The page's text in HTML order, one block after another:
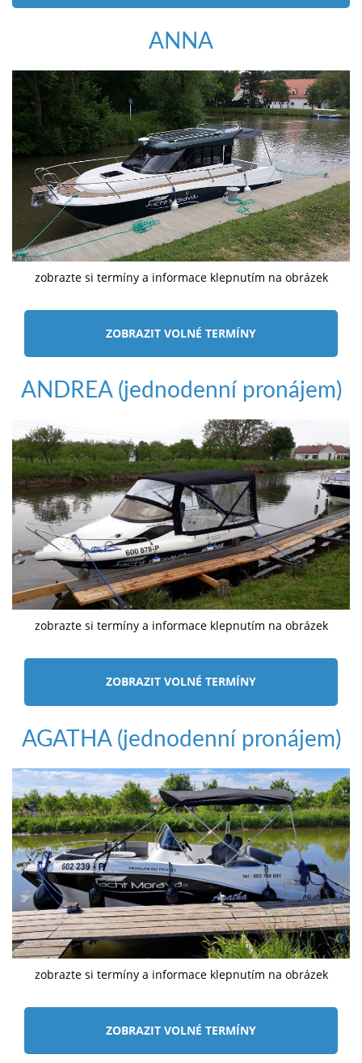
ANNA
zobrazte si termíny a informace klepnutím na obrázek
ZOBRAZIT VOLNÉ TERMÍNY
ANDREA (jednodenní pronájem)
zobrazte si termíny a informace klepnutím na obrázek
ZOBRAZIT VOLNÉ TERMÍNY
AGATHA (jednodenní pronájem)
zobrazte si termíny a informace klepnutím na obrázek
ZOBRAZIT VOLNÉ TERMÍNY